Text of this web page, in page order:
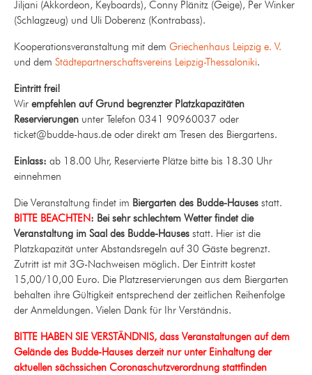
Jiljani (Akkordeon, Keyboards), Conny Plänitz (Geige), Per Winker
(Schlagzeug) und Uli Doberenz (Kontrabass).
Kooperationsveranstaltung mit dem Griechenhaus Leipzig e. V.
und dem Städtepartnerschaftsvereins Leipzig-Thessaloniki.
Eintritt frei!
Wir empfehlen auf Grund begrenzter Platzkapazitäten
Reservierungen unter Telefon 0341 90960037 oder
ticket@budde-haus.de oder direkt am Tresen des Biergartens.
Einlass: ab 18.00 Uhr, Reservierte Plätze bitte bis 18.30 Uhr
einnehmen
Die Veranstaltung findet im Biergarten des Budde-Hauses statt.
BITTE BEACHTEN: Bei sehr schlechtem Wetter findet die
Veranstaltung im Saal des Budde-Hauses statt. Hier ist die
Platzkapazität unter Abstandsregeln auf 30 Gäste begrenzt.
Zutritt ist mit 3G-Nachweisen möglich. Der Eintritt kostet
15,00/10,00 Euro. Die Platzreservierungen aus dem Biergarten
behalten ihre Gültigkeit entsprechend der zeitlichen Reihenfolge
der Anmeldungen. Vielen Dank für Ihr Verständnis.
BITTE HABEN SIE VERSTÄNDNIS, dass Veranstaltungen auf dem
Gelände des Budde-Hauses derzeit nur unter Einhaltung der
aktuellen sächssichen Coronaschutzverordnung stattfinden